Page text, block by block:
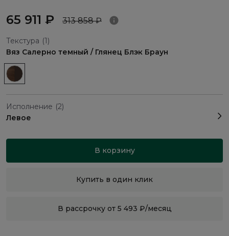
65 911 ₽ 313 858 ₽
Текстура (1)
Вяз Салерно темный / Глянец Блэк Браун
Исполнение (2)
Левое
В корзину
Купить в один клик
В рассрочку от 5 493 ₽/месяц